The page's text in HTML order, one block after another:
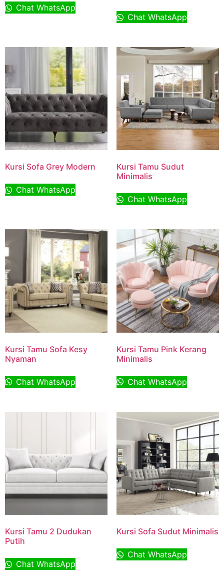
Chat WhatsApp
Chat WhatsApp
Kursi Sofa Grey Modern
Chat WhatsApp
Kursi Tamu Sudut
Minimalis
Chat WhatsApp
Kursi Tamu Sofa Kesy
Nyaman
Chat WhatsApp
Kursi Tamu Pink Kerang
Minimalis
Chat WhatsApp
Kursi Tamu 2 Dudukan
Putih
Chat WhatsApp
Kursi Sofa Sudut Minimalis
Chat WhatsApp